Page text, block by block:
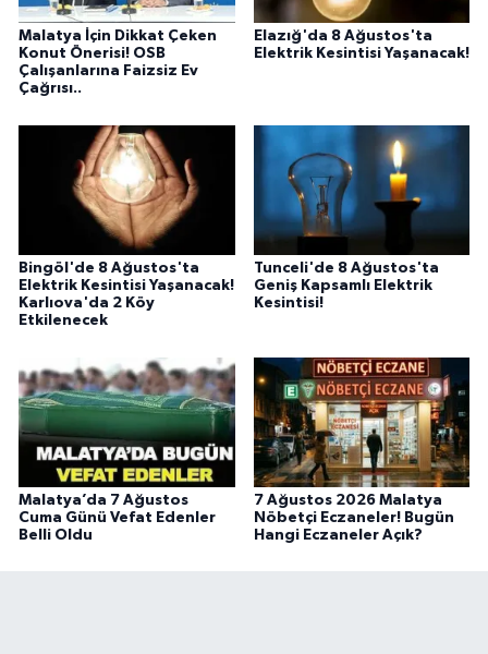
Malatya İçin Dikkat Çeken
Konut Önerisi! OSB
Çalışanlarına Faizsiz Ev
Çağrısı..
Elazığ'da 8 Ağustos'ta
Elektrik Kesintisi Yaşanacak!
Bingöl'de 8 Ağustos'ta
Elektrik Kesintisi Yaşanacak!
Karlıova'da 2 Köy
Etkilenecek
Tunceli'de 8 Ağustos'ta
Geniş Kapsamlı Elektrik
Kesintisi!
Malatya’da 7 Ağustos
Cuma Günü Vefat Edenler
Belli Oldu
7 Ağustos 2026 Malatya
Nöbetçi Eczaneler! Bugün
Hangi Eczaneler Açık?